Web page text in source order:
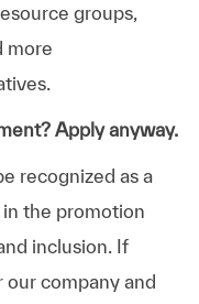
groups,
more
Apply anyway.
recognized as a
the promotion
inclusion. If
our company and